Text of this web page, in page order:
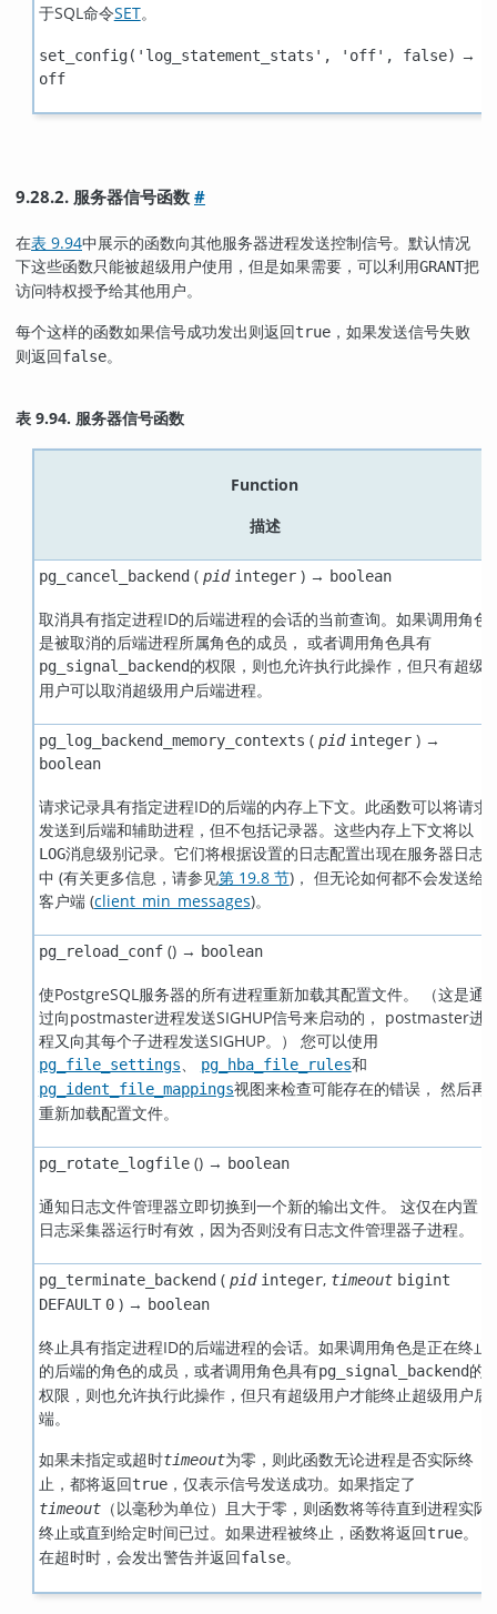
于SQL命令SET。
set_config('log_statement_stats', 'off', false) →
off
9.28.2. 服务器信号函数#
在表 9.94中展示的函数向其他服务器进程发送控制信号。默认情况
下这些函数只能被超级用户使用，但是如果需要，可以利用GRANT把
访问特权授予给其他用户。
每个这样的函数如果信号成功发出则返回true ，如果发送信号失败
则返回false。
表 9.94. 服务器信号函数
Function
描述
pg_cancel_backend( pid integer) → boolean
取消具有指定进程ID的后端进程的会话的当前查询。如果调用角色
是被取消的后端进程所属角色的成员， 或者调用角色具有
pg_signal_backend的权限，则也允许执行此操作，但只有超级
用户可以取消超级用户后端进程。
pg_log_backend_memory_contexts ( pid integer) →
boolean
请求记录具有指定进程ID的后端的内存上下文。此函数可以将请求
发送到后端和辅助进程，但不包括记录器。这些内存上下文将以
LOG消息级别记录。它们将根据设置的日志配置出现在服务器日志
中 (有关更多信息，请参见第 19.8 节)， 但无论如何都不会发送给
客户端 (client_min_messages)。
pg_reload_conf() → boolean
使PostgreSQL 服务器的所有进程重新加载其配置文件。 （这是通
过向postmaster进程发送SIGHUP信号来启动的， postmaster进
程又向其每个子进程发送SIGHUP。） 您可以使用
pg_file_settings pg_hba_file_rules和
pg_ident_file_mappings视图来检查可能存在的错误， 然后再
重新加载配置文件。
pg_rotate_logfile() → boolean
通知日志文件管理器立即切换到一个新的输出文件。 这仅在内置
日志采集器运行时有效，因为否则没有日志文件管理器子进程。
pg_terminate_backend( pid integer, timeout bigint
DEFAULT 0) → boolean
终止具有指定进程ID的后端进程的会话。如果调用角色是正在终止
的后端的角色的成员，或者调用角色具有pg_signal_backend的
权限，则也允许执行此操作，但只有超级用户才能终止超级用户后
端。
如果未指定或超时timeout为零，则此函数无论进程是否实际终
止，都将返回true，仅表示信号发送成功。如果指定了
timeout（以毫秒为单位）且大于零，则函数将等待直到进程实际
终止或直到给定时间已过。如果进程被终止，函数将返回true。
在超时时，会发出警告并返回false。